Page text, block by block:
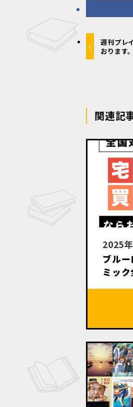
週刊プレ
おります。
関連記
ブル
ミッ
2025